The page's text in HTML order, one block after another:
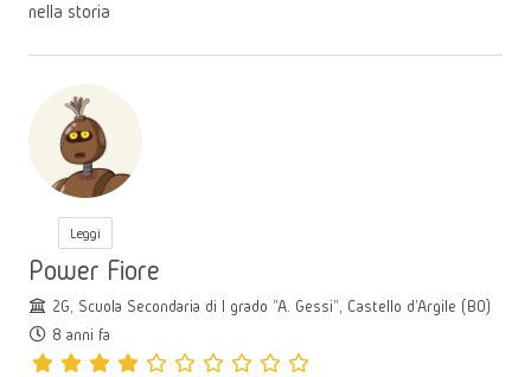
nella storia
Leggi
Power Fiore
2G, Scuola Secondaria di I grado "A. Gessi", Castello d'Argile (BO)
8 anni fa